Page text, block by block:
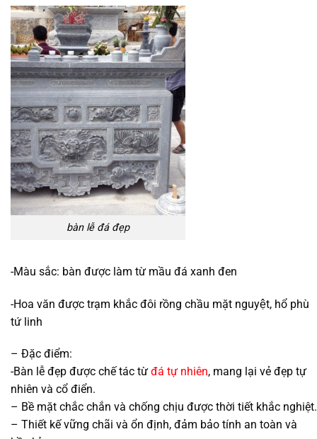
bàn lễ đá đẹp
-Màu sắc: bàn được làm từ mầu đá xanh đen
-Hoa văn được trạm khắc đôi rồng chầu mặt nguyệt, hổ phù
tứ linh
– Đặc điểm:
-Bàn lễ đẹp được chế tác từ đá tự nhiên, mang lại vẻ đẹp tự
nhiên và cổ điển.
– Bề mặt chắc chắn và chống chịu được thời tiết khắc nghiệt.
– Thiết kế vững chãi và ổn định, đảm bảo tính an toàn và